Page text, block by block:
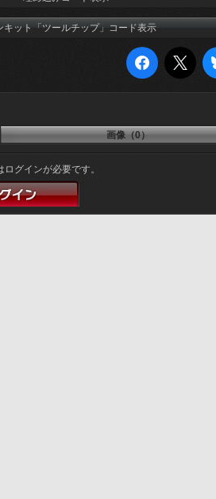
キット「ツールチップ」コード表示
画像（0）
グインが必要です。